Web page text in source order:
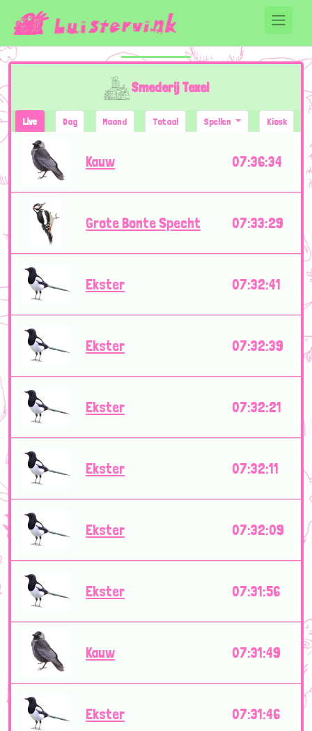
Smederij Texel
Live Dag Maand Totaal Spellen Kiosk
Kauw 07:36:34
Grote Bonte Specht 07:33:29
Ekster 07:32:41
Ekster 07:32:39
Ekster 07:32:21
Ekster 07:32:11
Ekster 07:32:09
Ekster 07:31:56
Kauw 07:31:49
Ekster 07:31:46